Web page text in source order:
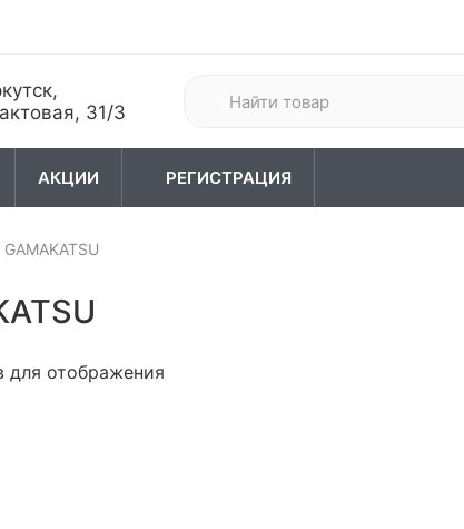
31/3
АКЦИИ РЕГИСТРАЦИЯ
GAMAKATSU
для отображения